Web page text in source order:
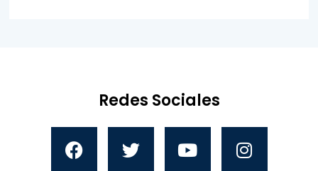
Redes Sociales